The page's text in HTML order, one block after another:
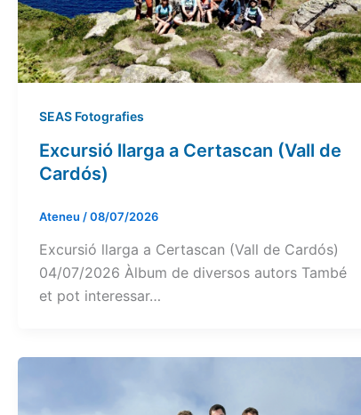
SEAS Fotografies
Excursió llarga a Certascan (Vall de
Cardós)
Ateneu /08/07/2026
Excursió llarga a Certascan (Vall de Cardós)
04/07/2026 Àlbum de diversos autors També
et pot interessar…